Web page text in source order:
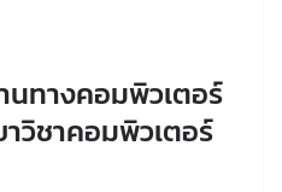
นทางคอมพิวเตอร์
วิชาคอมพิวเตอร์